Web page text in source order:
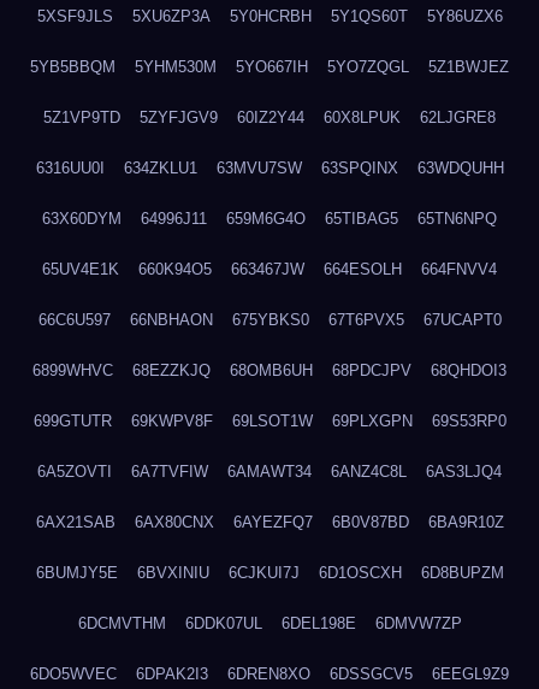
5XSF9JLS 5XU6ZP3A 5Y0HCRBH 5Y1QS60T 5Y86UZX6
5YB5BBQM 5YHM530M 5YO667IH 5YO7ZQGL 5Z1BWJEZ
5Z1VP9TD 5ZYFJGV9 60IZ2Y44 60X8LPUK 62LJGRE8
6316UU0I 634ZKLU1 63MVU7SW 63SPQINX 63WDQUHH
63X60DYM 64996J11 659M6G4O 65TIBAG5 65TN6NPQ
65UV4E1K 660K94O5 663467JW 664ESOLH 664FNVV4
66C6U597 66NBHAON 675YBKS0 67T6PVX5 67UCAPT0
6899WHVC 68EZZKJQ 68OMB6UH 68PDCJPV 68QHDOI3
699GTUTR 69KWPV8F 69LSOT1W 69PLXGPN 69S53RP0
6A5ZOVTI 6A7TVFIW 6AMAWT34 6ANZ4C8L 6AS3LJQ4
6AX21SAB 6AX80CNX 6AYEZFQ7 6B0V87BD 6BA9R10Z
6BUMJY5E 6BVXINIU 6CJKUI7J 6D1OSCXH 6D8BUPZM
6DCMVTHM 6DDK07UL 6DEL198E 6DMVW7ZP
6DO5WVEC 6DPAK2I3 6DREN8XO 6DSSGCV5 6EEGL9Z9